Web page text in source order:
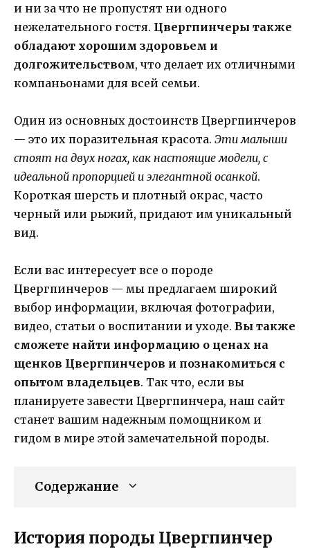
и ни за что не пропустят ни одного
нежелательного гостя. Цвергпинчеры также
обладают хорошим здоровьем и
долгожительством, что делает их отличными
компаньонами для всей семьи.
Один из основных достоинств Цвергпинчеров
— это их поразительная красота. Эти малыши
стоят на двух ногах, как настоящие модели, с
идеальной пропорцией и элегантной осанкой.
Короткая шерсть и плотный окрас, часто
черный или рыжий, придают им уникальный
вид.
Если вас интересует все о породе
Цвергпинчеров — мы предлагаем широкий
выбор информации, включая фотографии,
видео, статьи о воспитании и уходе. Вы также
сможете найти информацию о ценах на
щенков Цвергпинчеров и познакомиться с
опытом владельцев. Так что, если вы
планируете завести Цвергпинчера, наш сайт
станет вашим надежным помощником и
гидом в мире этой замечательной породы.
Содержание
История породы Цвергпинчер